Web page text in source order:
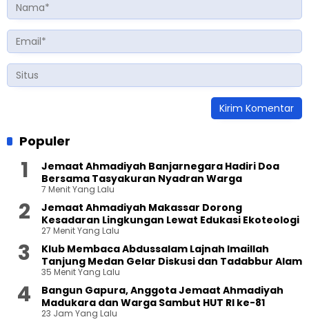
Populer
Jemaat Ahmadiyah Banjarnegara Hadiri Doa
Bersama Tasyakuran Nyadran Warga
7 Menit Yang Lalu
Jemaat Ahmadiyah Makassar Dorong
Kesadaran Lingkungan Lewat Edukasi Ekoteologi
27 Menit Yang Lalu
Klub Membaca Abdussalam Lajnah Imaillah
Tanjung Medan Gelar Diskusi dan Tadabbur Alam
35 Menit Yang Lalu
Bangun Gapura, Anggota Jemaat Ahmadiyah
Madukara dan Warga Sambut HUT RI ke-81
23 Jam Yang Lalu